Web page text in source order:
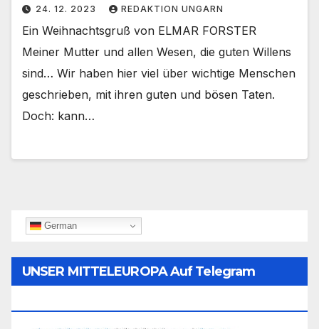
24. 12. 2023 REDAKTION UNGARN
Ein Weihnachtsgruß von ELMAR FORSTER
Meiner Mutter und allen Wesen, die guten Willens
sind… Wir haben hier viel über wichtige Menschen
geschrieben, mit ihren guten und bösen Taten.
Doch: kann…
German
UNSER MITTELEUROPA Auf Telegram